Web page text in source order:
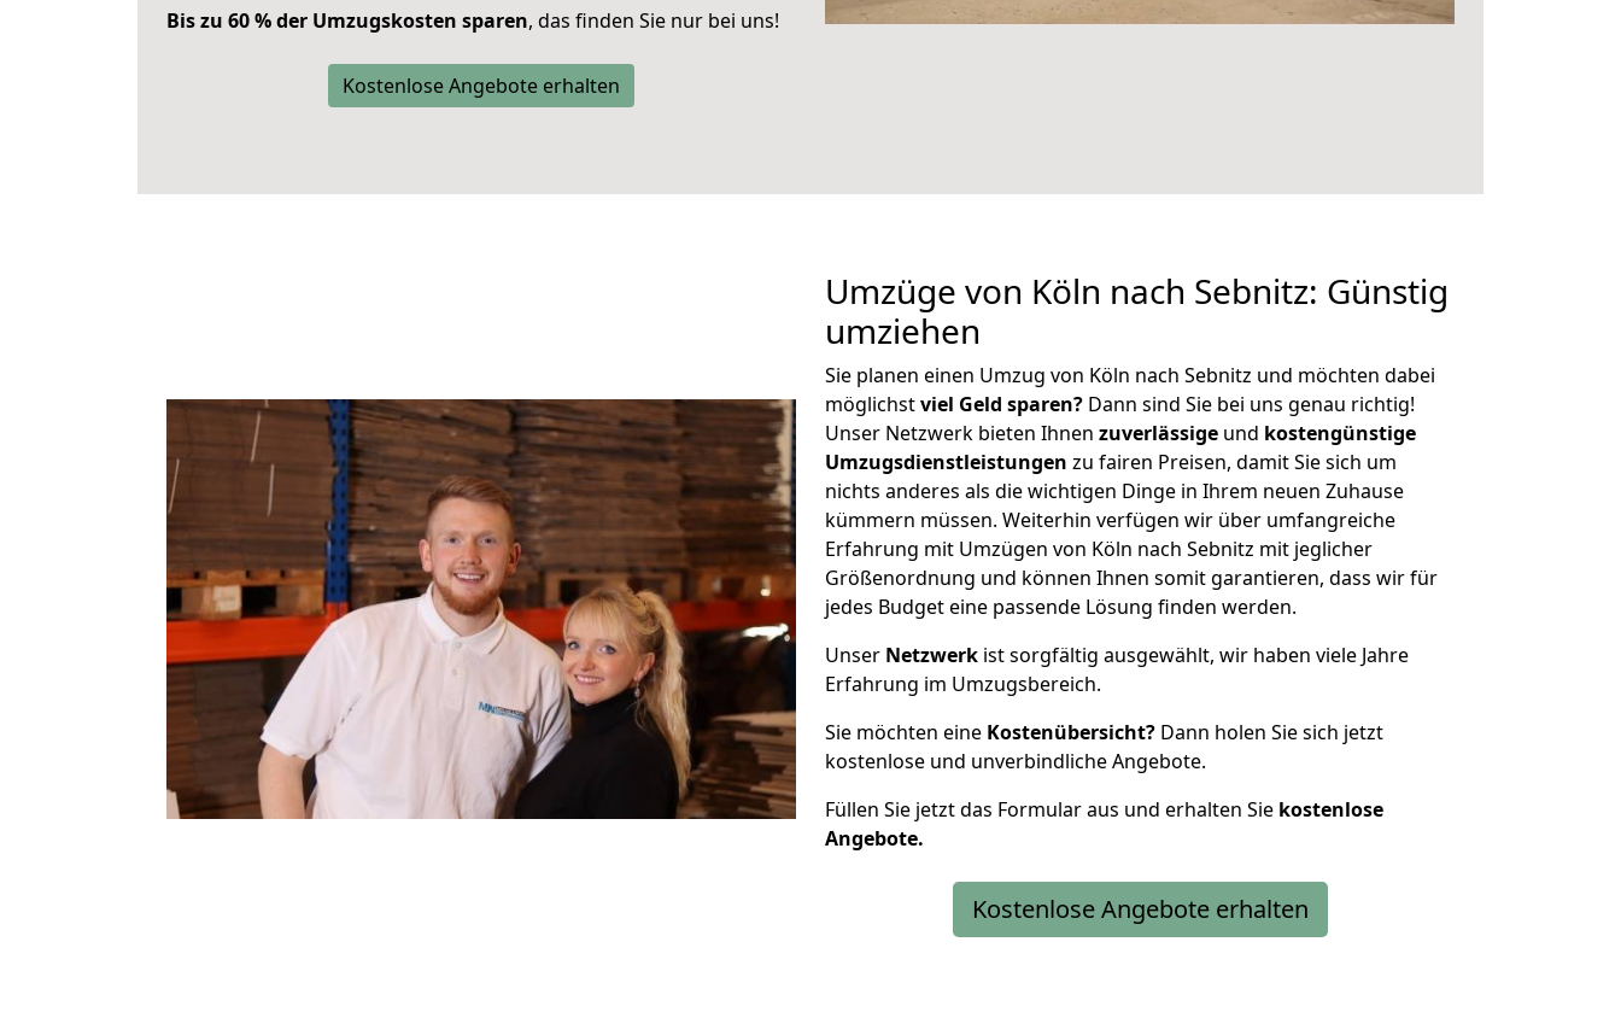
Bis zu 60 % der Umzugskosten sparen, das finden Sie nur bei uns!
Kostenlose Angebote erhalten
Umzüge von Köln nach Sebnitz: Günstig
umziehen
Sie planen einen Umzug von Köln nach Sebnitz und möchten dabei
möglichstviel Geld sparen? Dann sind Sie bei uns genau richtig!
Unser Netzwerk bieten Ihnen zuverlässige und kostengünstige
Umzugsdienstleistungen zu fairen Preisen, damit Sie sich um
nichts anderes als die wichtigen Dinge in Ihrem neuen Zuhause
kümmern müssen. Weiterhin verfügen wir über umfangreiche
Erfahrung mit Umzügen von Köln nach Sebnitz mit jeglicher
Größenordnung und können Ihnen somit garantieren, dass wir für
jedes Budget eine passende Lösung finden werden.
Unser Netzwerk ist sorgfältig ausgewählt, wir haben viele Jahre
Erfahrung im Umzugsbereich.
Sie möchten eine Kostenübersicht? Dann holen Sie sich jetzt
kostenlose und unverbindliche Angebote.
Füllen Sie jetzt das Formular aus und erhalten Sie kostenlose
Angebote.
Kostenlose Angebote erhalten